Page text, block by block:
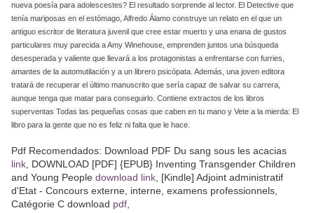
nueva poesía para adolescestes? El resultado sorprende al lector. El Detective que
tenía mariposas en el estómago, Alfredo Álamo construye un relato en el que un
antiguo escritor de literatura juvenil que cree estar muerto y una enana de gustos
particulares muy parecida a Amy Winehouse, emprenden juntos una búsqueda
desesperada y valiente que llevará a los protagonistas a enfrentarse con furries,
amantes de la automutilación y a un librero psicópata. Además, una joven editora
tratará de recuperar el último manuscrito que sería capaz de salvar su carrera,
aunque tenga que matar para conseguirlo. Contiene extractos de los libros
superventas Todas las pequeñas cosas que caben en tu mano y Vete a la mierda: El
libro para la gente que no es feliz ni falta que le hace.
Pdf Recomendados: Download PDF Du sang sous les acacias
link, DOWNLOAD [PDF] {EPUB} Inventing Transgender Children
and Young People download link, [Kindle] Adjoint administratif
d'Etat - Concours externe, interne, examens professionnels,
Catégorie C download pdf,